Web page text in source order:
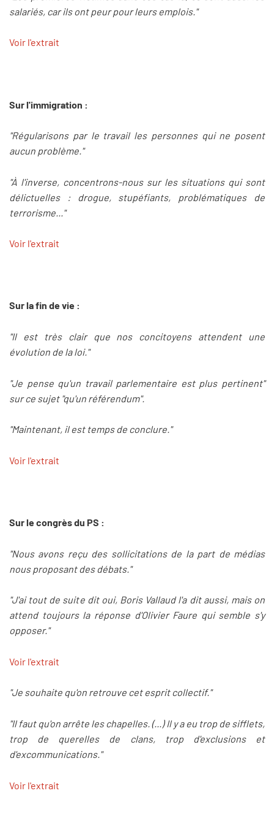
salariés, car ils ont peur pour leurs emplois."
Voir l'extrait
Sur l'immigration :
"Régularisons par le travail les personnes qui ne posent
aucun problème."
"À l'inverse, concentrons-nous sur les situations qui sont
délictuelles : drogue, stupéfiants, problématiques de
terrorisme..."
Voir l'extrait
Sur la fin de vie :
"Il est très clair que nos concitoyens attendent une
évolution de la loi."
"Je pense qu'un travail parlementaire est plus pertinent"
sur ce sujet "qu'un référendum".
"Maintenant, il est temps de conclure."
Voir l'extrait
Sur le congrès du PS :
"Nous avons reçu des sollicitations de la part de médias
nous proposant des débats."
"J'ai tout de suite dit oui, Boris Vallaud l'a dit aussi, mais on
attend toujours la réponse d'Olivier Faure qui semble s'y
opposer."
Voir l'extrait
"Je souhaite qu'on retrouve cet esprit collectif."
"Il faut qu'on arrête les chapelles. (...) Il y a eu trop de sifflets,
trop de querelles de clans, trop d'exclusions et
d'excommunications."
Voir l'extrait